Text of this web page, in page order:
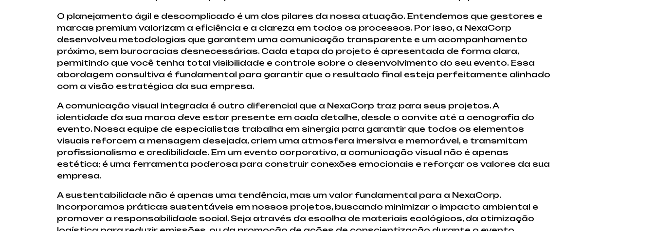
O planejamento ágil e descomplicado é um dos pilares da nossa atuação. Entendemos que gestores e
marcas premium valorizam a eficiência e a clareza em todos os processos. Por isso, a NexaCorp
desenvolveu metodologias que garantem uma comunicação transparente e um acompanhamento
próximo, sem burocracias desnecessárias. Cada etapa do projeto é apresentada de forma clara,
permitindo que você tenha total visibilidade e controle sobre o desenvolvimento do seu evento. Essa
abordagem consultiva é fundamental para garantir que o resultado final esteja perfeitamente alinhado
com a visão estratégica da sua empresa.
A comunicação visual integrada é outro diferencial que a NexaCorp traz para seus projetos. A
identidade da sua marca deve estar presente em cada detalhe, desde o convite até a cenografia do
evento. Nossa equipe de especialistas trabalha em sinergia para garantir que todos os elementos
visuais reforcem a mensagem desejada, criem uma atmosfera imersiva e memorável, e transmitam
profissionalismo e credibilidade. Em um evento corporativo, a comunicação visual não é apenas
estética; é uma ferramenta poderosa para construir conexões emocionais e reforçar os valores da sua
empresa.
A sustentabilidade não é apenas uma tendência, mas um valor fundamental para a NexaCorp.
Incorporamos práticas sustentáveis em nossos projetos, buscando minimizar o impacto ambiental e
promover a responsabilidade social. Seja através da escolha de materiais ecológicos, da otimização